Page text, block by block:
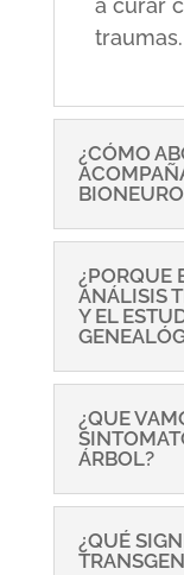
a curar
traumas.
¿CÓMO
¿PORQUE
ANÁLISIS
Y EL
¿QUE
ÁRBOL?
¿QUÉ